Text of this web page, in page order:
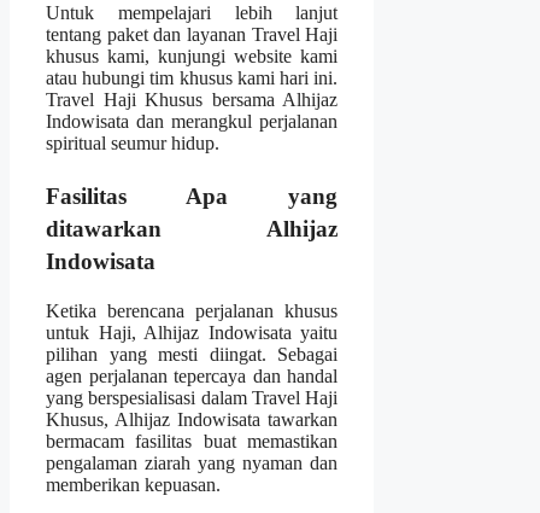
Untuk mempelajari lebih lanjut
tentang paket dan layanan Travel Haji
khusus kami, kunjungi website kami
atau hubungi tim khusus kami hari ini.
Travel Haji Khusus bersama Alhijaz
Indowisata dan merangkul perjalanan
spiritual seumur hidup.
Fasilitas Apa yang
ditawarkan Alhijaz
Indowisata
Ketika berencana perjalanan khusus
untuk Haji, Alhijaz Indowisata yaitu
pilihan yang mesti diingat. Sebagai
agen perjalanan tepercaya dan handal
yang berspesialisasi dalam Travel Haji
Khusus, Alhijaz Indowisata tawarkan
bermacam fasilitas buat memastikan
pengalaman ziarah yang nyaman dan
memberikan kepuasan.